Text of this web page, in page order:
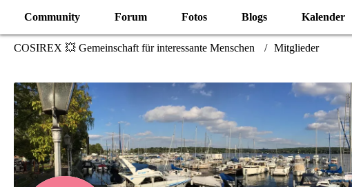
Community Forum Fotos Blogs Kalender
COSIREX 💥 Gemeinschaft für interessante Menschen Mitglieder